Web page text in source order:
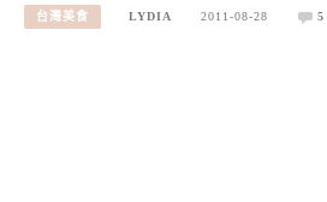
台灣美食 LYDIA 2011-08-28 5